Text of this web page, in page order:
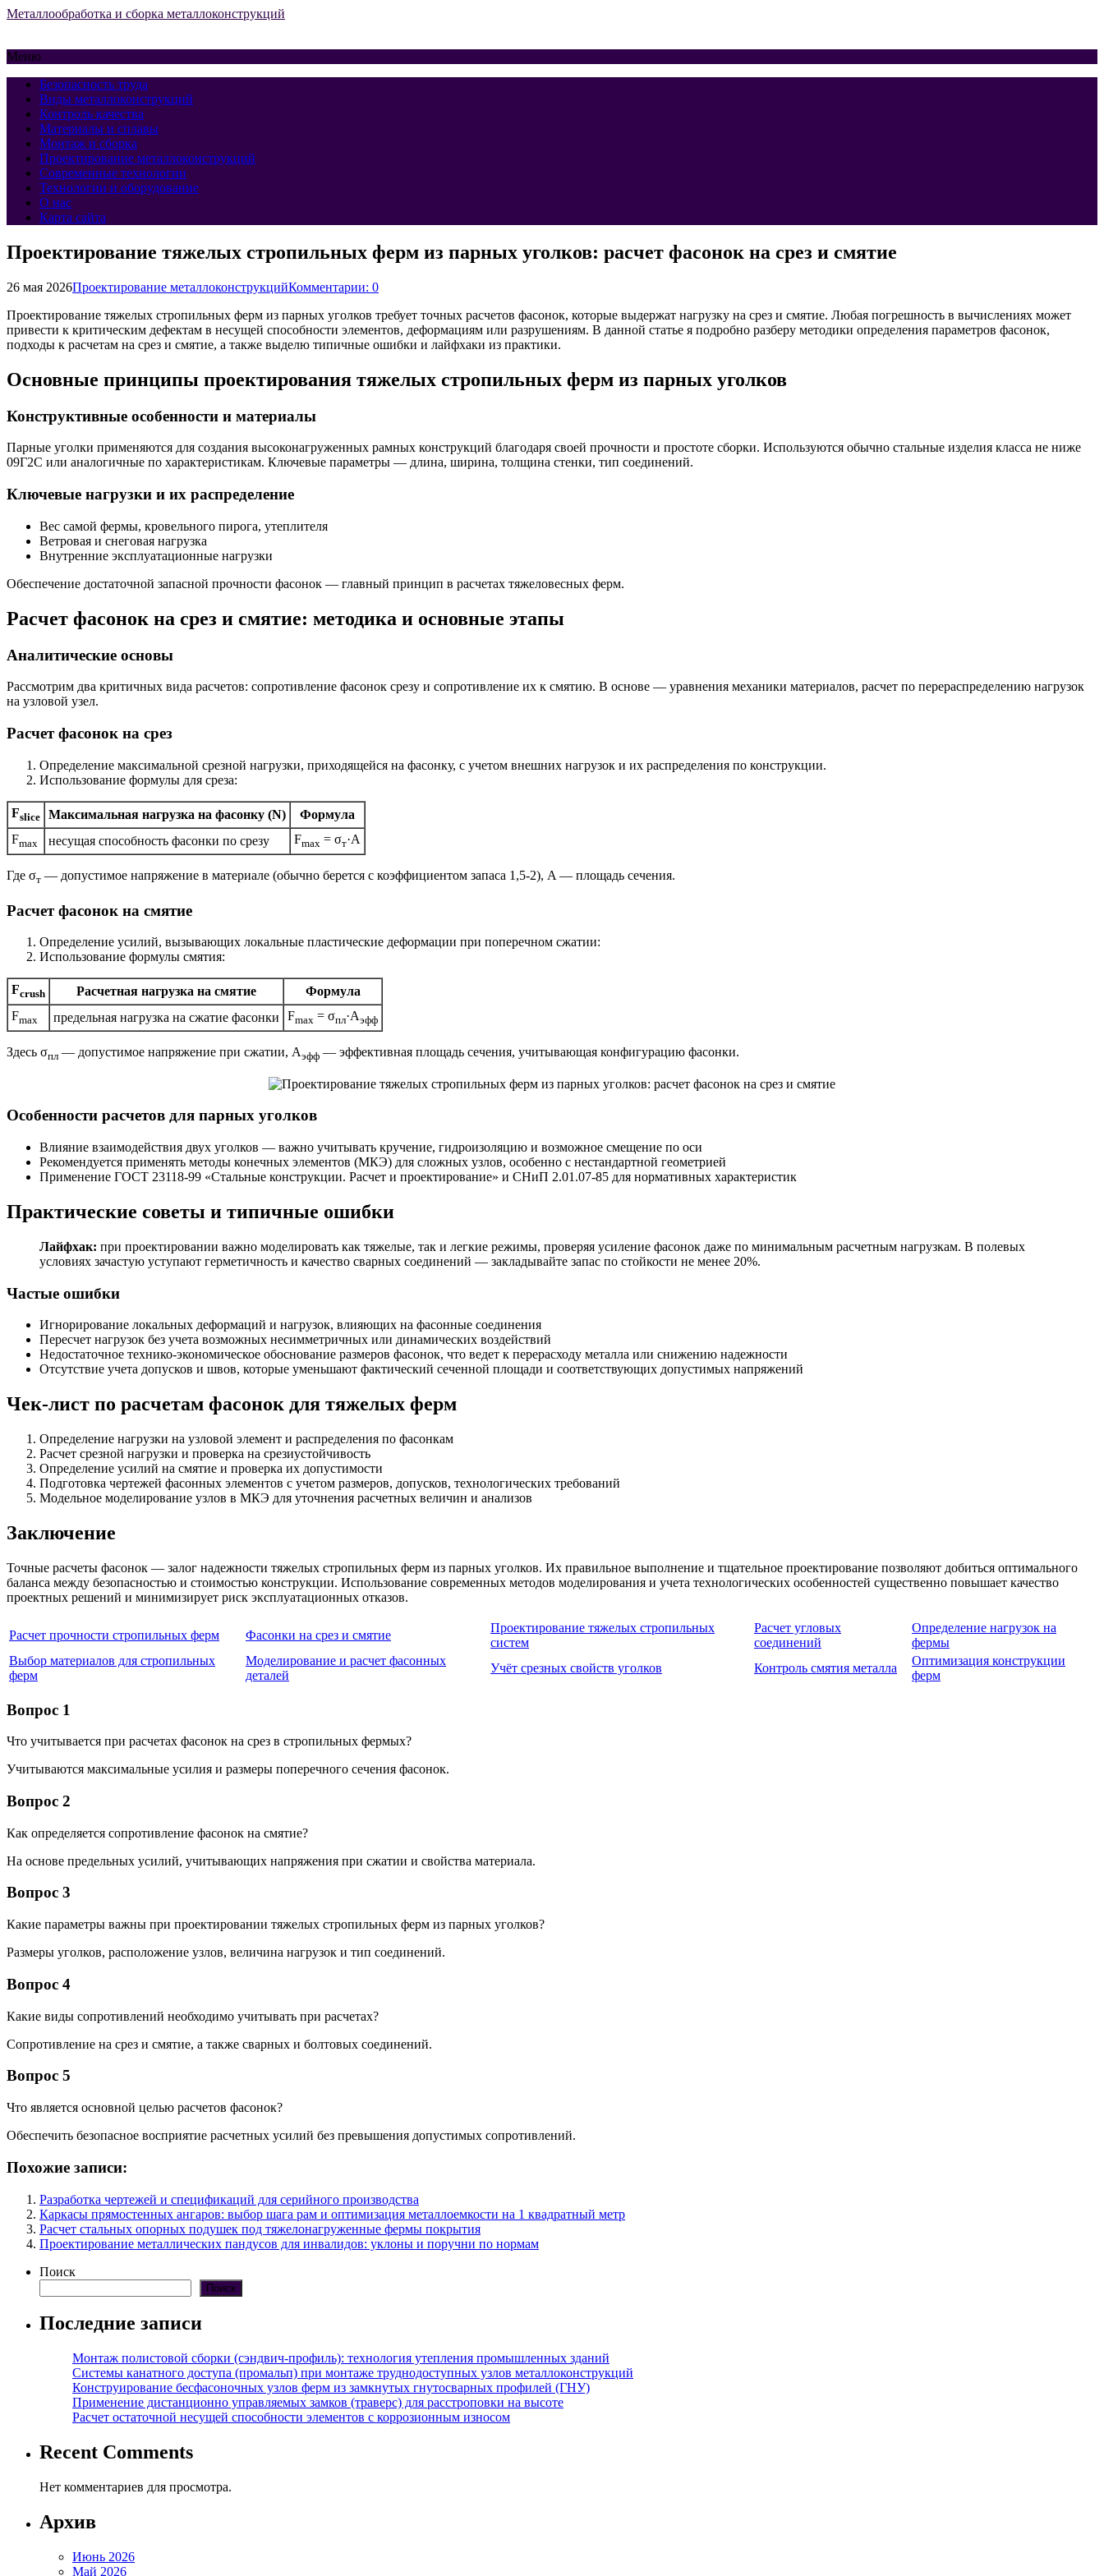
Металлообработка и сборка металлоконструкций
Меню
Безопасность труда
Виды металлоконструкций
Контроль качества
Материалы и сплавы
Монтаж и сборка
Проектирование металлоконструкций
Современные технологии
Технологии и оборудование
О нас
Карта сайта
Проектирование тяжелых стропильных ферм из парных уголков: расчет фасонок на срез и смятие
26 мая 2026Проектирование металлоконструкцийКомментарии: 0
Проектирование тяжелых стропильных ферм из парных уголков требует точных расчетов фасонок, которые выдержат нагрузку на срез и смятие. Любая погрешность в вычислениях может
привести к критическим дефектам в несущей способности элементов, деформациям или разрушениям. В данной статье я подробно разберу методики определения параметров фасонок,
подходы к расчетам на срез и смятие, а также выделю типичные ошибки и лайфхаки из практики.
Основные принципы проектирования тяжелых стропильных ферм из парных уголков
Конструктивные особенности и материалы
Парные уголки применяются для создания высоконагруженных рамных конструкций благодаря своей прочности и простоте сборки. Используются обычно стальные изделия класса не ниже
09Г2С или аналогичные по характеристикам. Ключевые параметры — длина, ширина, толщина стенки, тип соединений.
Ключевые нагрузки и их распределение
Вес самой фермы, кровельного пирога, утеплителя
Ветровая и снеговая нагрузка
Внутренние эксплуатационные нагрузки
Обеспечение достаточной запасной прочности фасонок — главный принцип в расчетах тяжеловесных ферм.
Расчет фасонок на срез и смятие: методика и основные этапы
Аналитические основы
Рассмотрим два критичных вида расчетов: сопротивление фасонок срезу и сопротивление их к смятию. В основе — уравнения механики материалов, расчет по перераспределению нагрузок
на узловой узел.
Расчет фасонок на срез
Определение максимальной срезной нагрузки, приходящейся на фасонку, с учетом внешних нагрузок и их распределения по конструкции.
Использование формулы для среза:
Fslice Максимальная нагрузка на фасонку (N)
Формула
Fmax несущая способность фасонки по срезу Fmax = σт·A
Где σт — допустимое напряжение в материале (обычно берется с коэффициентом запаса 1,5-2), A — площадь сечения.
Расчет фасонок на смятие
Определение усилий, вызывающих локальные пластические деформации при поперечном сжатии:
Использование формулы смятия:
Fcrush Расчетная нагрузка на смятие
Формула
Fmax предельная нагрузка на сжатие фасонки Fmax = σпл·Aэфф
Здесь σпл — допустимое напряжение при сжатии, Aэфф — эффективная площадь сечения, учитывающая конфигурацию фасонки.
Особенности расчетов для парных уголков
Влияние взаимодействия двух уголков — важно учитывать кручение, гидроизоляцию и возможное смещение по оси
Рекомендуется применять методы конечных элементов (МКЭ) для сложных узлов, особенно с нестандартной геометрией
Применение ГОСТ 23118-99 «Стальные конструкции. Расчет и проектирование» и СНиП 2.01.07-85 для нормативных характеристик
Практические советы и типичные ошибки
Лайфхак: при проектировании важно моделировать как тяжелые, так и легкие режимы, проверяя усиление фасонок даже по минимальным расчетным нагрузкам. В полевых
условиях зачастую уступают герметичность и качество сварных соединений — закладывайте запас по стойкости не менее 20%.
Частые ошибки
Игнорирование локальных деформаций и нагрузок, влияющих на фасонные соединения
Пересчет нагрузок без учета возможных несимметричных или динамических воздействий
Недостаточное технико-экономическое обоснование размеров фасонок, что ведет к перерасходу металла или снижению надежности
Отсутствие учета допусков и швов, которые уменьшают фактический сеченной площади и соответствующих допустимых напряжений
Чек-лист по расчетам фасонок для тяжелых ферм
Определение нагрузки на узловой элемент и распределения по фасонкам
Расчет срезной нагрузки и проверка на срезиустойчивость
Определение усилий на смятие и проверка их допустимости
Подготовка чертежей фасонных элементов с учетом размеров, допусков, технологических требований
Модельное моделирование узлов в МКЭ для уточнения расчетных величин и анализов
Заключение
Точные расчеты фасонок — залог надежности тяжелых стропильных ферм из парных уголков. Их правильное выполнение и тщательное проектирование позволяют добиться оптимального
баланса между безопасностью и стоимостью конструкции. Использование современных методов моделирования и учета технологических особенностей существенно повышает качество
проектных решений и минимизирует риск эксплуатационных отказов.
Расчет прочности стропильных ферм Фасонки на срез и смятие
Проектирование тяжелых стропильных
систем
Расчет угловых
соединений
Определение нагрузок на
фермы
Выбор материалов для стропильных
ферм
Моделирование и расчет фасонных
деталей
Учёт срезных свойств уголков Контроль смятия металла
Оптимизация конструкции
ферм
Вопрос 1
Что учитывается при расчетах фасонок на срез в стропильных фермых?
Учитываются максимальные усилия и размеры поперечного сечения фасонок.
Вопрос 2
Как определяется сопротивление фасонок на смятие?
На основе предельных усилий, учитывающих напряжения при сжатии и свойства материала.
Вопрос 3
Какие параметры важны при проектировании тяжелых стропильных ферм из парных уголков?
Размеры уголков, расположение узлов, величина нагрузок и тип соединений.
Вопрос 4
Какие виды сопротивлений необходимо учитывать при расчетах?
Сопротивление на срез и смятие, а также сварных и болтовых соединений.
Вопрос 5
Что является основной целью расчетов фасонок?
Обеспечить безопасное восприятие расчетных усилий без превышения допустимых сопротивлений.
Похожие записи:
Разработка чертежей и спецификаций для серийного производства
Каркасы прямостенных ангаров: выбор шага рам и оптимизация металлоемкости на 1 квадратный метр
Расчет стальных опорных подушек под тяжелонагруженные фермы покрытия
Проектирование металлических пандусов для инвалидов: уклоны и поручни по нормам
Поиск
Поиск
Последние записи
Монтаж полистовой сборки (сэндвич-профиль): технология утепления промышленных зданий
Системы канатного доступа (промальп) при монтаже труднодоступных узлов металлоконструкций
Конструирование бесфасоночных узлов ферм из замкнутых гнутосварных профилей (ГНУ)
Применение дистанционно управляемых замков (траверс) для расстроповки на высоте
Расчет остаточной несущей способности элементов с коррозионным износом
Recent Comments
Нет комментариев для просмотра.
Архив
Июнь 2026
Май 2026